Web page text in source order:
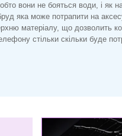
вони не бояться води, і як
яка може потрапити на
матеріалу, що дозволить
стільки скільки буде